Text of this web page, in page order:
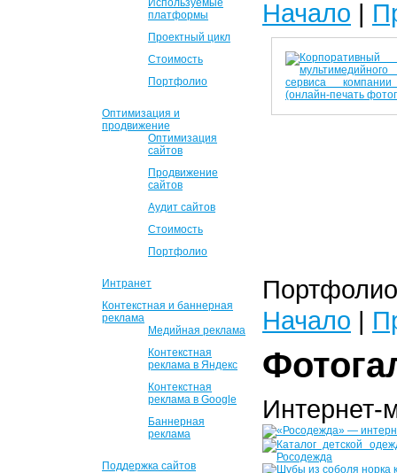
Используемые
платформы
Проектный цикл
Стоимость
Портфолио
Оптимизация и
продвижение
Оптимизация
сайтов
Продвижение
сайтов
Аудит сайтов
Стоимость
Портфолио
Интранет
Контекстная и баннерная
реклама
Медийная реклама
Контекстная
реклама в Яндекс
Контекстная
реклама в Google
Баннерная
реклама
Поддержка сайтов
Начало |
Начало |
Интернет-